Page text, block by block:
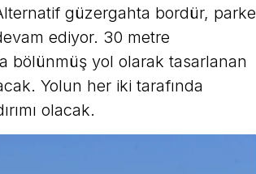
güzergahta bordür, parke
ediyor. 30 metre
bölünmüş yol olarak tasarlanan
Yolun her iki tarafında
olacak.